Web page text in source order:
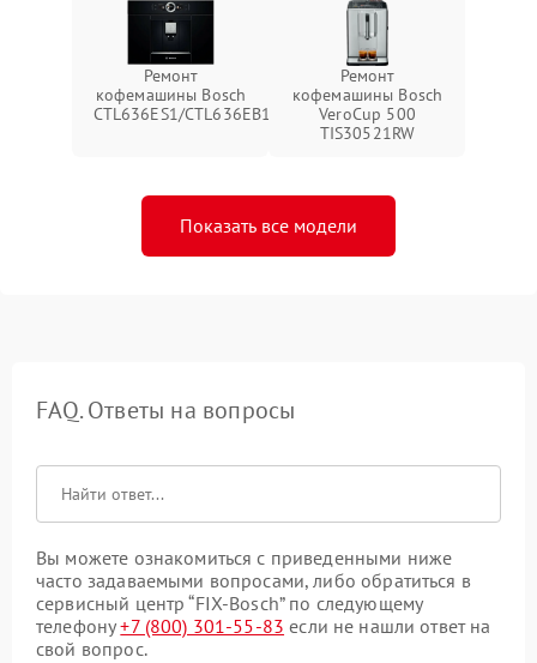
Ремонт
кофемашины Bosch
CTL636ES1/CTL636EB1
Ремонт
кофемашины Bosch
VeroCup 500
TIS30521RW
Показать все модели
FAQ. Ответы на вопросы
Вы можете ознакомиться с приведенными ниже
часто задаваемыми вопросами, либо обратиться в
сервисный центр “FIX-Bosch” по следующему
телефону+7 (800) 301-55-83 если не нашли ответ на
свой вопрос.